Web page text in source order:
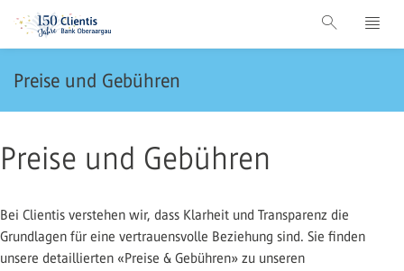
Preise und Gebühren
Preise und Gebühren
Bei Clientis verstehen wir, dass Klarheit und Transparenz die
Grundlagen für eine vertrauensvolle Beziehung sind. Sie finden
unsere detaillierten «Preise & Gebühren» zu unseren